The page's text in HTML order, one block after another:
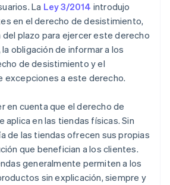
La Ley 3/2014 introdujo
en el derecho de desistimiento,
del plazo para ejercer este derecho
obligación de informar a los
de desistimiento y el
excepciones a este derecho.
en cuenta que el derecho de
aplica en las tiendas físicas. Sin
de las tiendas ofrecen sus propias
que benefician a los clientes.
generalmente permiten a los
sin explicación, siempre y